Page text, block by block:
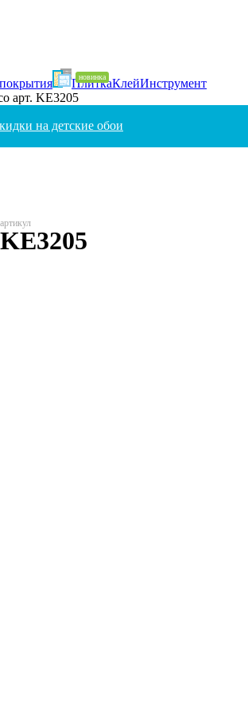
ПлиткаКлейИнструмент
арт. KE3205
на детские обои
KE3205